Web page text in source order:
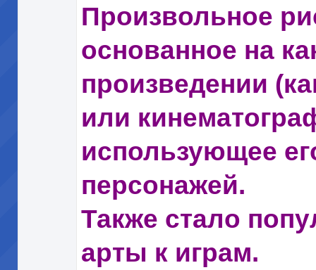
Произвольное
основанное на
произведении
или
использующее
персонажей.
Также стало
арты к играм.